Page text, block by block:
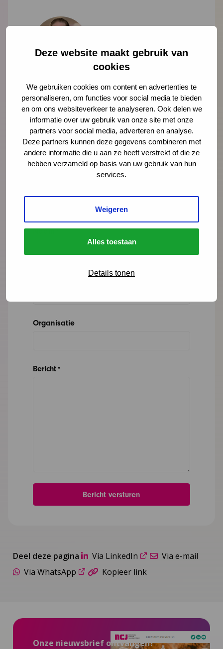
Deze website maakt gebruik van
cookies
We gebruiken cookies om content en advertenties te
personaliseren, om functies voor social media te bieden
en om ons websiteverkeer te analyseren. Ook delen we
informatie over uw gebruik van onze site met onze
partners voor social media, adverteren en analyse.
Deze partners kunnen deze gegevens combineren met
andere informatie die u aan ze heeft verstrekt of die ze
hebben verzameld op basis van uw gebruik van hun
services.
Weigeren
Alles toestaan
Details tonen
Ondine Engelse
adviseur
oengelse@ncj.nl
06 - 53 97 60 45
Lees meer over Ondine Engelse
Naam
Organisatie
Bericht *
Deel deze pagina Via LinkedIn
Via e-mail
Via WhatsApp
Kopieer link
Onze nieuwsbrief ontvangen?